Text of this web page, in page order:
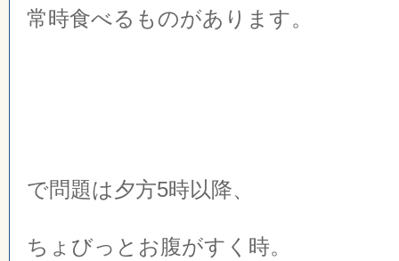
常時食べるものがあります。
で問題は夕方5時以降、
ちょびっとお腹がすく時。